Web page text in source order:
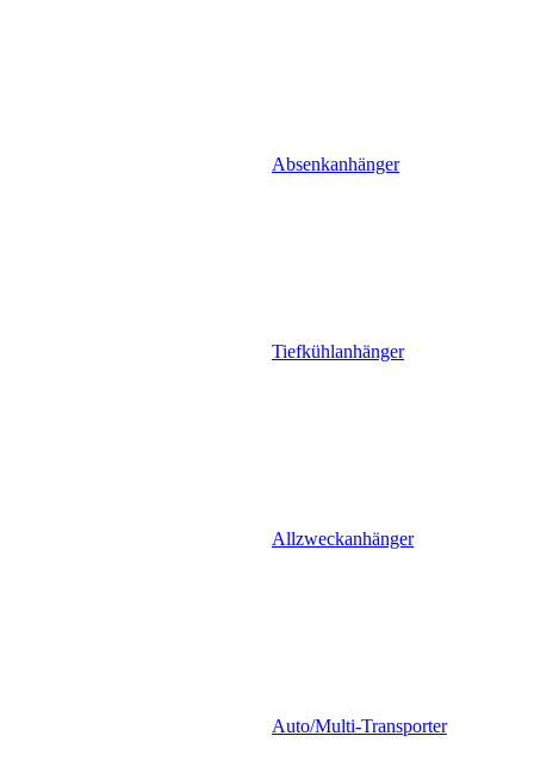
Absenkanhänger
Tiefkühlanhänger
Allzweckanhänger
Auto/Multi-Transporter